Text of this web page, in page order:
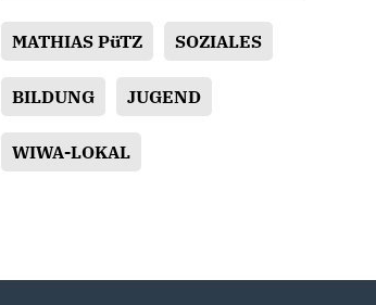
MATHIAS PüTZ SOZIALES
BILDUNG JUGEND
WIWA-LOKAL